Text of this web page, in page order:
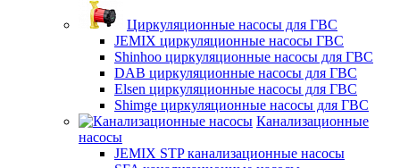
Циркуляционные насосы для ГВС
JEMIX циркуляционные насосы ГВС
Shinhoo циркуляционные насосы для ГВС
DAB циркуляционные насосы для ГВС
Elsen циркуляционные насосы для ГВС
Shimge циркуляционные насосы для ГВС
Канализационные
насосы
JEMIX STP канализационные насосы